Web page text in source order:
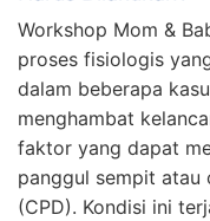
Workshop Mom &
proses fisiologis
dalam beberapa
menghambat
faktor yang dapat
panggul sempit
(CPD). Kondisi ini